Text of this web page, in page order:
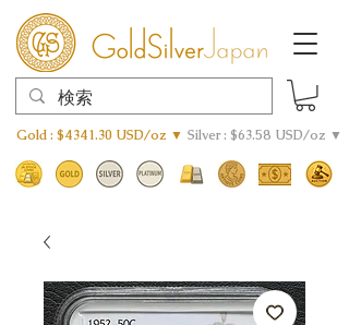
Gold : $4341.30 USD/oz ▼ Silver : $63.58 USD/oz ▼